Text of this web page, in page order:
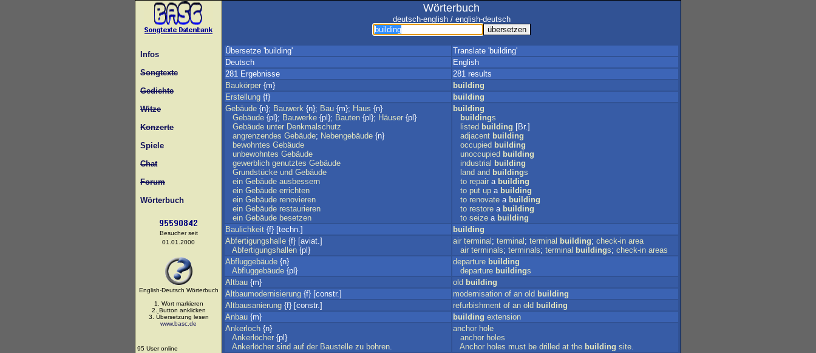
Infos
Songtexte
Gedichte
Witze
Konzerte
Spiele
Chat
Forum
Wörterbuch
Besucher seit
01.01.2000
English-Deutsch Wörterbuch
1. Wort markieren
2. Button anklicken
3. Übersetzung lesen
www.basc.de
95 User online
Wörterbuch
deutsch-english / english-deutsch
Übersetze 'building'
Translate 'building'
Deutsch
English
281 Ergebnisse
281 results
Baukörper {m}
building
Erstellung {f}
building
Gebäude {n}; Bauwerk {n}; Bau {m}; Haus {n}
Gebäude {pl}; Bauwerke {pl}; Bauten {pl}; Häuser {pl}
Gebäude unter Denkmalschutz
angrenzendes Gebäude; Nebengebäude {n}
bewohntes Gebäude
unbewohntes Gebäude
gewerblich genutztes Gebäude
Grundstücke und Gebäude
ein Gebäude ausbessern
ein Gebäude errichten
ein Gebäude renovieren
ein Gebäude restaurieren
ein Gebäude besetzen
building
buildings
listed building [Br.]
adjacent building
occupied building
unoccupied building
industrial building
land and buildings
to repair a building
to put up a building
to renovate a building
to restore a building
to seize a building
Baulichkeit {f} [techn.]
building
Abfertigungshalle {f} [aviat.]
Abfertigungshallen {pl}
air terminal ; terminal ; terminal building; check-in area
air terminals; terminals; terminal buildings; check-in areas
Abfluggebäude {n}
Abfluggebäude {pl}
departure building
departure buildings
Altbau {m} old building
Altbaumodernisierung {f} [constr.] modernisation of an old building
Altbausanierung {f} [constr.] refurbishment of an old building
Anbau {m} building extension
Ankerloch {n}
Ankerlöcher {pl}
Ankerlöcher sind auf der Baustelle zu bohren.
anchor hole
anchor holes
Anchor holes must be drilled at the building site.